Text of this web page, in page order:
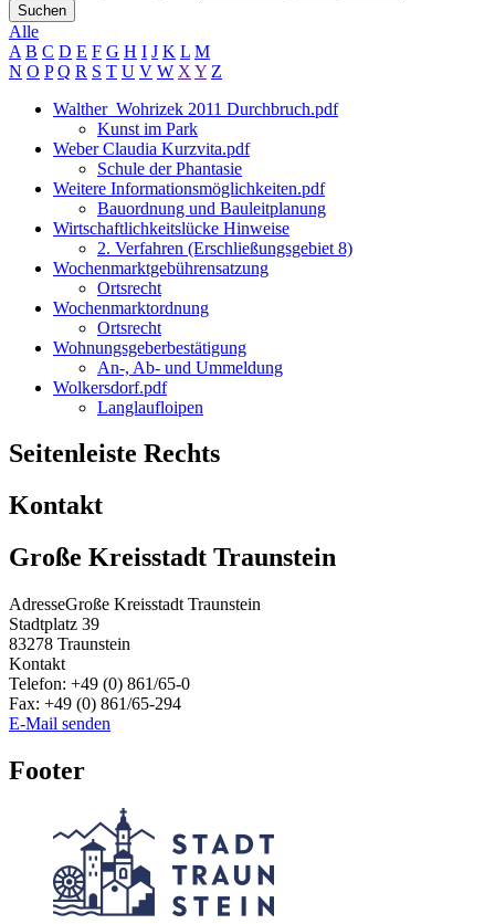
Suchen
Alle
A B C D E F G H I J K L M
N O P Q R S T U V W X Y Z
Walther_Wohrizek 2011 Durchbruch.pdf
Kunst im Park
Weber Claudia Kurzvita.pdf
Schule der Phantasie
Weitere Informationsmöglichkeiten.pdf
Bauordnung und Bauleitplanung
Wirtschaftlichkeitslücke Hinweise
2. Verfahren (Erschließungsgebiet 8)
Wochenmarktgebührensatzung
Ortsrecht
Wochenmarktordnung
Ortsrecht
Wohnungsgeberbestätigung
An-, Ab- und Ummeldung
Wolkersdorf.pdf
Langlaufloipen
Seitenleiste Rechts
Kontakt
Große Kreisstadt Traunstein
AdresseGroße Kreisstadt Traunstein
Stadtplatz 39
83278 Traunstein
Kontakt
Telefon: +49 (0) 861/65-0
Fax: +49 (0) 861/65-294
E-Mail senden
Footer